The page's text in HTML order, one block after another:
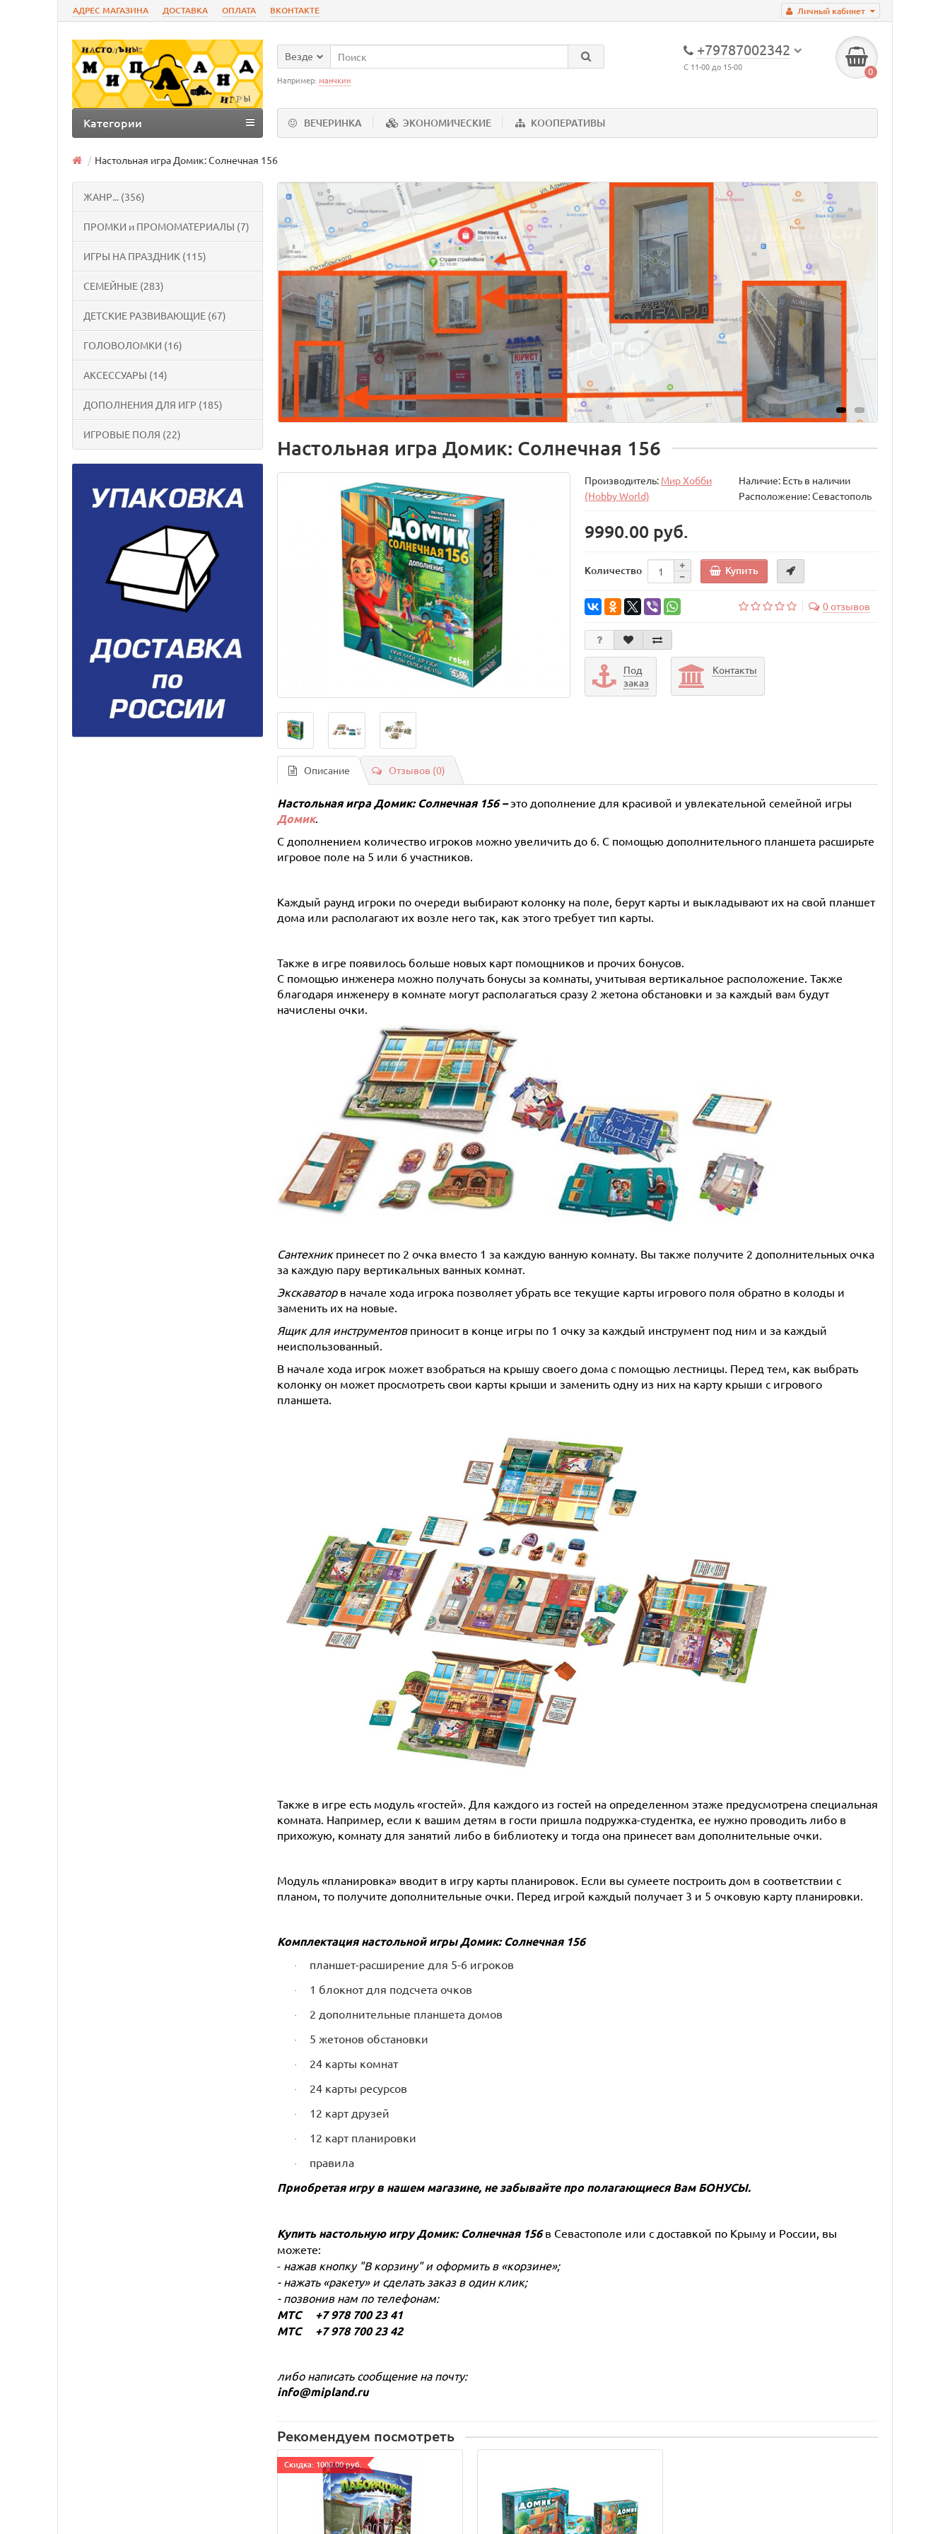
Личный кабинет
АДРЕС МАГАЗИНА ДОСТАВКА ОПЛАТА ВКОНТАКТЕ
+79787002342
С 11-00 до 15-00 0
Везде
Например: манчкин
ВЕЧЕРИНКА ЭКОНОМИЧЕСКИЕ КООПЕРАТИВЫ
Категории
Настольная игра Домик: Солнечная 156
ЖАНР... (356)
ПРОМКИ и ПРОМОМАТЕРИАЛЫ (7)
ИГРЫ НА ПРАЗДНИК (115)
СЕМЕЙНЫЕ (283)
ДЕТСКИЕ РАЗВИВАЮЩИЕ (67)
ГОЛОВОЛОМКИ (16)
АКСЕССУАРЫ (14)
ДОПОЛНЕНИЯ ДЛЯ ИГР (185)
ИГРОВЫЕ ПОЛЯ (22)
Настольная игра Домик: Солнечная 156
Производитель: Мир Хобби
(Hobby World)
Наличие: Есть в наличии
Расположение: Севастополь
9990.00 руб.
Количество Купить
0 отзывов
Под
заказ
Контакты
Описание Отзывов (0)
Настольная играДомик: Солнечная 156–это дополнение для красивой и увлекательной семейной игры
Домик.
С дополнением количество игроков можно увеличить до 6. С помощью дополнительного планшета расширьте
игровое поле на 5 или 6 участников.
Каждый раунд игроки по очереди выбирают колонку на поле, берут карты и выкладывают их на свой планшет
дома или располагают их возле него так, как этого требует тип карты.
Также в игре появилось больше новых карт помощников и прочих бонусов.
С помощью инженера можно получать бонусы за комнаты, учитывая вертикальное расположение. Также
благодаря инженеру в комнате могут располагаться сразу 2 жетона обстановки и за каждый вам будут
начислены очки.
Сантехникпринесет по 2 очка вместо 1 за каждую ванную комнату. Вы также получите 2 дополнительных очка
за каждую пару вертикальных ванных комнат.
Экскаваторв начале хода игрока позволяет убрать все текущие карты игрового поля обратно в колоды и
заменить их на новые.
Ящик для инструментовприносит в конце игры по 1 очку за каждый инструмент под ним и за каждый
неиспользованный.
В начале хода игрок может взобраться на крышу своего дома с помощью лестницы. Перед тем, как выбрать
колонку он может просмотреть свои карты крыши и заменить одну из них на карту крыши с игрового
планшета.
Также в игре есть модуль «гостей». Для каждого из гостей на определенном этаже предусмотрена специальная
комната. Например, если к вашим детям в гости пришла подружка-студентка, ее нужно проводить либо в
прихожую, комнату для занятий либо в библиотеку и тогда она принесет вам дополнительные очки.
Модуль «планировка» вводит в игру карты планировок. Если вы сумеете построить дом в соответствии с
планом, то получите дополнительные очки. Перед игрой каждый получает 3 и 5 очковую карту планировки.
Комплектация настольной игрыДомик: Солнечная 156
· планшет-расширение для 5-6 игроков
· 1 блокнот для подсчета очков
· 2 дополнительные планшета домов
· 5 жетонов обстановки
· 24 карты комнат
· 24 карты ресурсов
· 12 карт друзей
· 12 карт планировки
· правила
Приобретая игру в нашем магазине, не забывайте про полагающиеся ВамБОНУСЫ.
Купить настольную игруДомик: Солнечная 156 в Севастополе или с доставкой по Крыму и России, вы
можете:
- нажав кнопку "В корзину" и оформить в «корзине»;
- нажать «ракету» и сделать заказ в один клик;
- позвонив нам по телефонам:
МТС +7 978 700 23 41
МТС +7 978 700 23 42
либо написать сообщение на почту:
info@mipland.ru
Рекомендуем посмотреть
Cкидка: 1000.00 руб.